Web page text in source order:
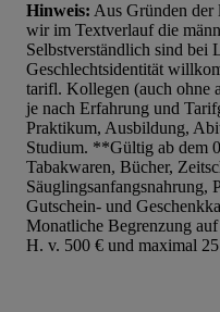
Hinweis: Aus Gründen der
wir im Textverlauf die
Selbstverständlich sind bei
Geschlechtsidentität
tarifl. Kollegen (auch ohne
je nach Erfahrung und
Praktikum, Ausbildung,
Studium. **Gültig ab dem
Tabakwaren, Bücher,
Säuglingsanfangsnahrung,
Gutschein- und
Monatliche Begrenzung
H. v. 500 € und maximal